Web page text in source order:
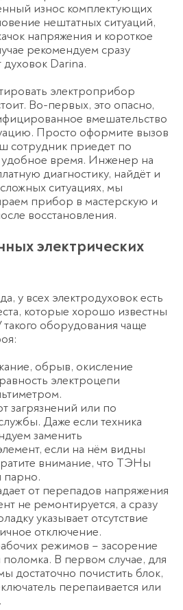
износ комплектующих
нештатных ситуаций,
напряжения и короткое
рекомендуем сразу
Darina.
электроприбор
Во-первых, это опасно,
вмешательство
Просто оформите вызов
сотрудник приедет по
удобное время. Инженер на
диагностику, найдёт и
ситуациях, мы
прибор в мастерскую и
восстановления.
электрических
у всех электродуховок есть
которые хорошо известны
оборудования чаще
обрыв, окисление
электроцепи
загрязнений или по
Даже если техника
заменить
если на нём видны
внимание, что ТЭНы
парно.
от перепадов напряжения
не ремонтируется, а сразу
указывает отсутствие
отключение.
режимов – засорение
поломка. В первом случае, для
достаточно почистить блок,
перепаивается или